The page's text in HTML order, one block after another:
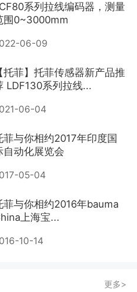
系列拉线编码器，测量
围0~3000mm
06-09
托菲】托菲传感器新产品推
LDF130系列拉线...
06-04
菲与你相约2017年印度国
自动化展览会
05-04
菲与你相约2016年bauma
上海宝...
10-14
更多>